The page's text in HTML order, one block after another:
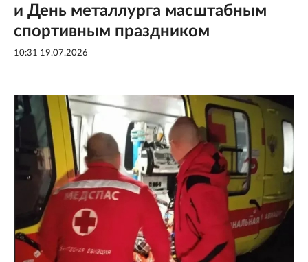
и День металлурга масштабным
спортивным праздником
10:31 19.07.2026